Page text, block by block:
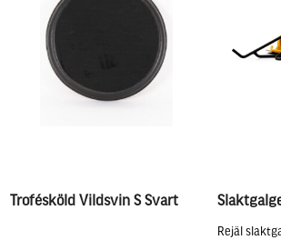
Trofésköld Vildsvin S Svart
Rejäl